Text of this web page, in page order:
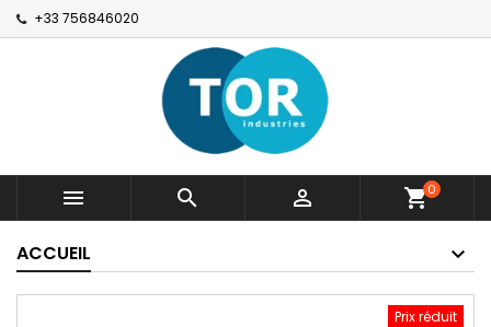
+33 756846020
   shopping_cart0
ACCUEIL
Prix réduit